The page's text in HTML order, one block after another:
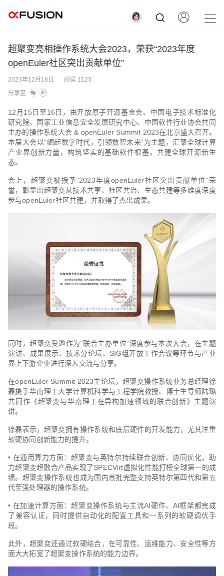
超聚变亮相操作系统大会2023，荣获“2023年度
openEuler社区突出贡献单位”
2023年12月18日
阅读 1123
分享至
12月15日至16日，由开放原子开源基金会、中国电子技术标准化
研究院、国家工业信息安全发展研究中心、中国软件行业协会共同
主办的操作系统大会 & openEuler Summit 2023在北京盛大召开。
本届大会以“崛起数字时代，引领数智未来”为主题，汇聚全球计算
产业界创新力量，构筑坚实的基础软件根基，共建全球开源新生
态。
会上，超聚变被授予“2023年度openEuler社区突出贡献单位”荣
誉，彰显出超聚变从技术共享、社区共治、生态共建等多维度深度
参与openEuler社区共建，并取得了杰出成果。
同时，超聚变受邀作为“联合主办单位”深度参与本次大会，在主题
演讲、成果展示、技术分论坛、SIG组开放工作会议等环节与产业
界上下游企业进行深入交流与分享。
在openEuler Summit 2023主论坛，超聚变操作系统业务总经理徐
磊携手华南理工大学计算机科学与工程学院教授、博士生导师陆璐
共同作《超聚变与华南理工在异构加速领域的联合创新》主题演
讲。
徐磊表示，超聚变拥有操作系统和底层硬件的开发能力，尤其注重
软硬协同创新能力的提升。
• 在通用算力方面：超聚变与英特尔持续联合创新、协同优化，助
力超聚变超融合产品实现了SPECVirt虚拟化性能打榜全球第一的成
绩。超聚变操作系统也成为国内首批完整支持英特尔第四代和第五
代至强处理器的操作系统。
• 在加速计算方面：超聚变操作系统与主流AI硬件、AI框架都完成
了兼容认证，同时提供自动化的配置工具和一系列的软硬调优手
段。
此外，超聚变还通过软硬结合，在可靠性、运维能力、安全性等方
面大大拓宽了超聚变操作系统的能力边界。